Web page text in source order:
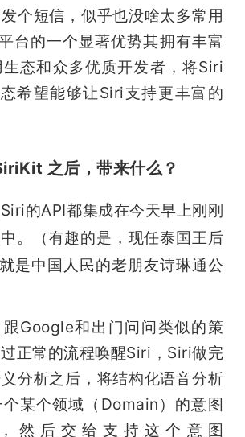
个短信，似乎也没啥太多常用
台的一个显著优势其拥有丰富
态和众多优质开发者，将Siri
希望能够让Siri支持更丰富的
之后，带来什么？
的API都集成在今天早上刚刚
。（有趣的是，现任泰国王后
是中国人民的老朋友诗琳通公
Google和出门问问类似的策
正常的流程唤醒Siri，Siri做完
分析之后，将结构化语音分析
某个领域（Domain）的意图
然后交给支持这个意图